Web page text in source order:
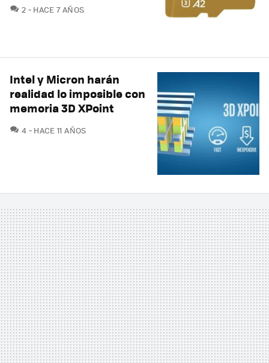
2 COMENTARIOS
HACE 7 AÑOS
Intel y Micron harán
realidad lo imposible con
memoria 3D XPoint
4 COMENTARIOS
HACE 11 AÑOS